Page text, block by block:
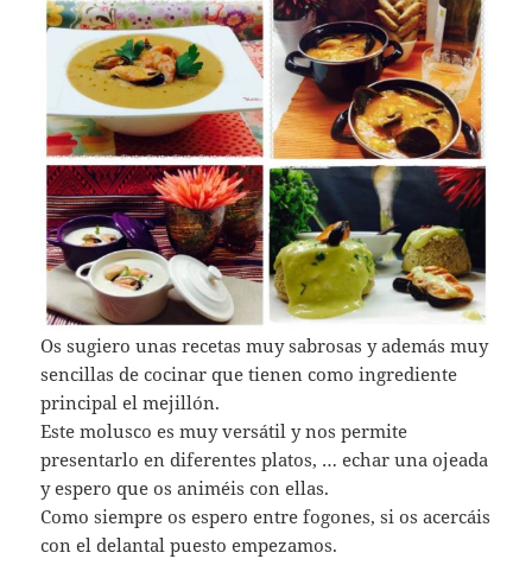
Os sugiero unas recetas muy sabrosas y además muy
sencillas de cocinar que tienen como ingrediente
principal el mejillón.
Este molusco es muy versátil y nos permite
presentarlo en diferentes platos, … echar una ojeada
y espero que os animéis con ellas.
Como siempre os espero entre fogones, si os acercáis
con el delantal puesto empezamos.